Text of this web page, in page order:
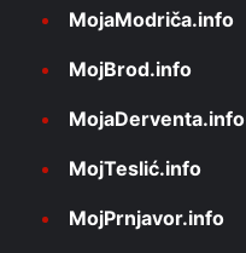
MojaModriča.info
MojBrod.info
MojaDerventa.info
MojTeslić.info
MojPrnjavor.info